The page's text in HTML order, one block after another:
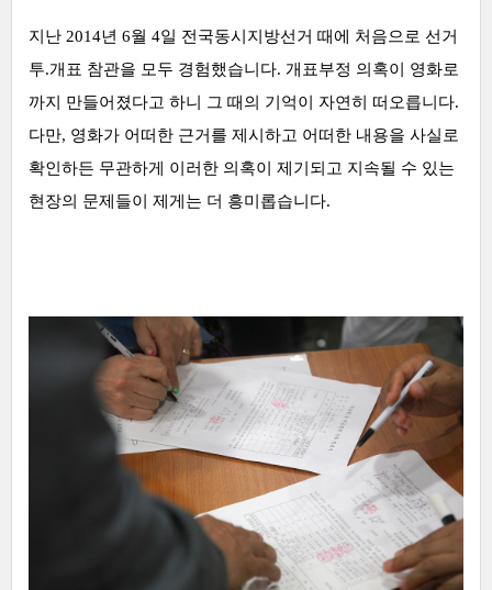
지난 2014년 6월 4일 전국동시지방선거 때에 처음으로 선거
투.개표 참관을 모두 경험했습니다. 개표부정 의혹이 영화로
까지 만들어졌다고 하니 그 때의 기억이 자연히 떠오릅니다.
다만, 영화가 어떠한 근거를 제시하고 어떠한 내용을 사실로
확인하든 무관하게 이러한 의혹이 제기되고 지속될 수 있는
현장의 문제들이 제게는 더 흥미롭습니다.